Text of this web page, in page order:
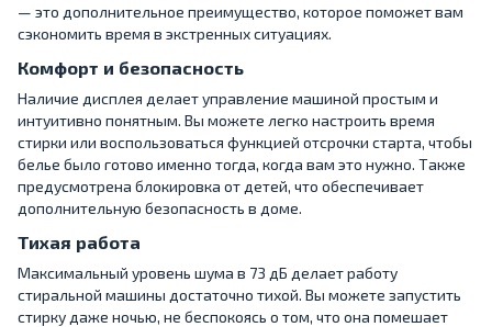
— это дополнительное преимущество, которое поможет вам
сэкономить время в экстренных ситуациях.
Комфорт и безопасность
Наличие дисплея делает управление машиной простым и
интуитивно понятным. Вы можете легко настроить время
стирки или воспользоваться функцией отсрочки старта, чтобы
белье было готово именно тогда, когда вам это нужно. Также
предусмотрена блокировка от детей, что обеспечивает
дополнительную безопасность в доме.
Тихая работа
Максимальный уровень шума в 73 дБ делает работу
стиральной машины достаточно тихой. Вы можете запустить
стирку даже ночью, не беспокоясь о том, что она помешает